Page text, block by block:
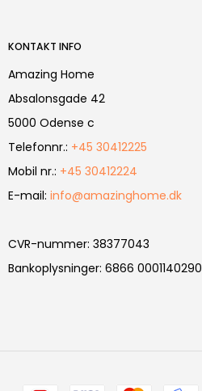
KONTAKT INFO
Amazing Home
Absalonsgade 42
5000 Odense c
Telefonnr.: +45 30412225
Mobil nr.: +45 30412224
E-mail: info@amazinghome.dk
CVR-nummer: 38377043
Bankoplysninger: 6866 0001140290